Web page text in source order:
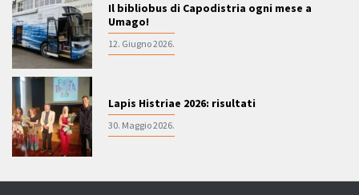
Il bibliobus di Capodistria ogni mese a
Umago!
12. Giugno 2026.
Lapis Histriae 2026: risultati
30. Maggio 2026.